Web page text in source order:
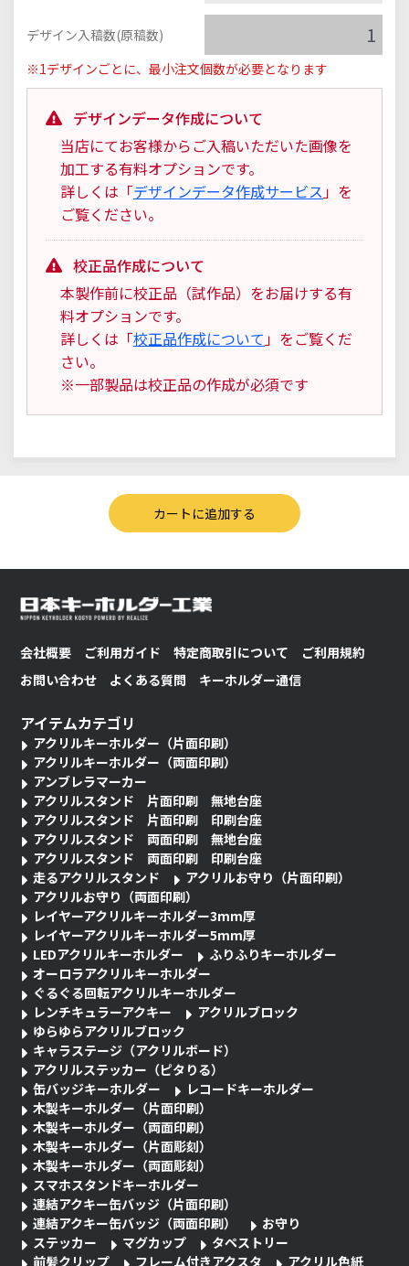
デザイン入稿数(原稿数)
※1デザインごとに、最小注文個数が必要となります
デザインデータ作成について
当店にてお客様からご入稿いただいた画像を
加工する有料オプションです。
詳しくは「デザインデータ作成サービス」を
ご覧ください。
校正品作成について
本製作前に校正品（試作品）をお届けする有
料オプションです。
詳しくは「校正品作成について」をご覧くだ
さい。
※一部製品は校正品の作成が必須です
会社概要 ご利用ガイド 特定商取引について
ご利用規約
お問い合わせ
よくある質問 キーホルダー通信
アイテムカテゴリ
アクリルキーホルダー（片面印刷）
アクリルキーホルダー（両面印刷）
アンブレラマーカー
アクリルスタンド 片面印刷 無地台座
アクリルスタンド 片面印刷 印刷台座
アクリルスタンド 両面印刷 無地台座
アクリルスタンド 両面印刷 印刷台座
走るアクリルスタンド
アクリルお守り（片面印刷）
アクリルお守り（両面印刷）
レイヤーアクリルキーホルダー3mm厚
レイヤーアクリルキーホルダー5mm厚
LEDアクリルキーホルダー
ふりふりキーホルダー
オーロラアクリルキーホルダー
ぐるぐる回転アクリルキーホルダー
レンチキュラーアクキー
アクリルブロック
ゆらゆらアクリルブロック
キャラステージ（アクリルボード）
アクリルステッカー（ピタりる）
缶バッジキーホルダー
レコードキーホルダー
木製キーホルダー（片面印刷）
木製キーホルダー（両面印刷）
木製キーホルダー（片面彫刻）
木製キーホルダー（両面彫刻）
スマホスタンドキーホルダー
連結アクキー缶バッジ（片面印刷）
連結アクキー缶バッジ（両面印刷）
お守り
ステッカー
マグカップ
タペストリー
前髪クリップ
フレーム付きアクスタ アクリル色紙